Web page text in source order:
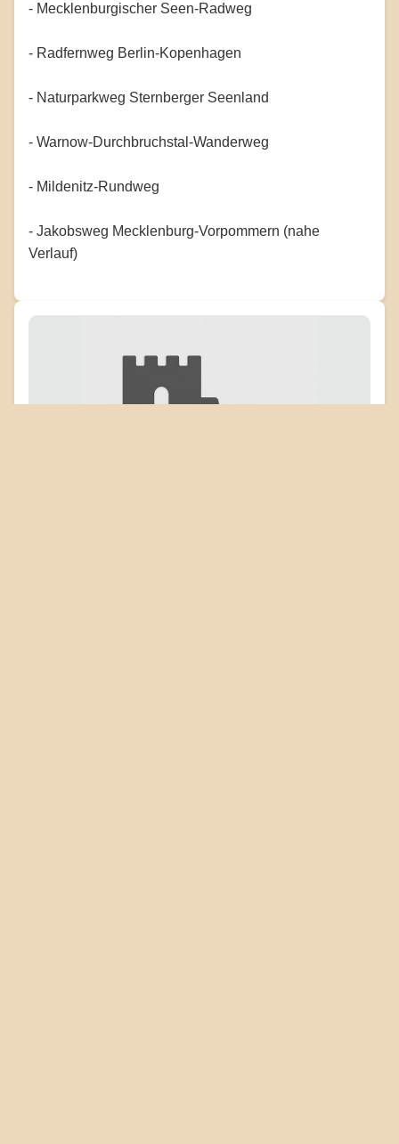
- Mecklenburgischer Seen-Radweg
- Radfernweg Berlin-Kopenhagen
- Naturparkweg Sternberger Seenland
- Warnow-Durchbruchstal-Wanderweg
- Mildenitz-Rundweg
- Jakobsweg Mecklenburg-Vorpommern (nahe
Verlauf)